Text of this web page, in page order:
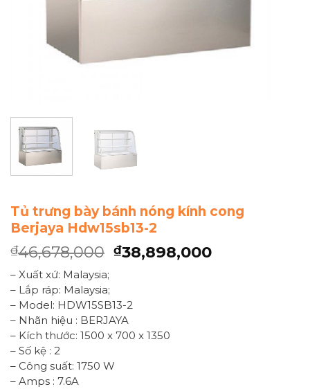
Tủ trưng bày bánh nóng kính cong
Berjaya Hdw15sb13-2
₫46,678,000 ₫38,898,000
– Xuất xứ: Malaysia;
– Lắp ráp: Malaysia;
– Model: HDW15SB13-2
– Nhãn hiệu : BERJAYA
– Kích thước: 1500 x 700 x 1350
– Số kệ : 2
– Công suất: 1750 W
– Amps : 7.6A